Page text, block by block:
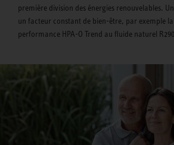
première division des énergies renouvelables.
un facteur constant de bien-être, par exemple
performance HPA-O Trend au fluide naturel